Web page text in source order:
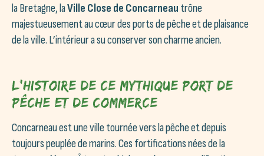
la Bretagne, laVille Close de Concarneau trône
majestueusement au cœur des ports de pêche et de plaisance
de la ville. L’intérieur a su conserver son charme ancien.
L’histoire de ce mythique port de
pêche et de commerce
Concarneau est une ville tournée vers la pêche et depuis
toujours peuplée de marins. Ces fortifications nées de la